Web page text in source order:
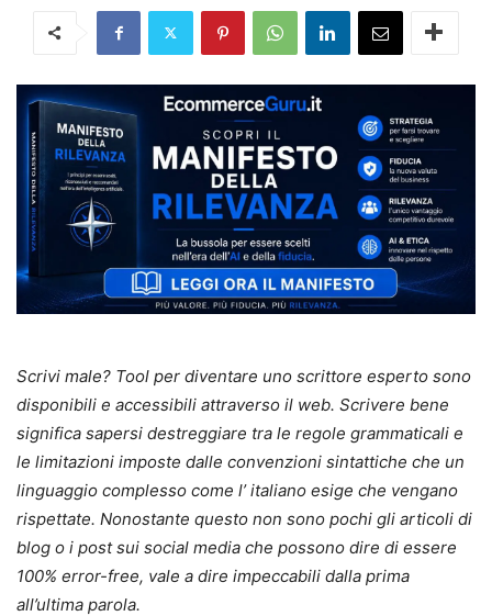
Scrivi male? Tool per diventare uno scrittore esperto sono
disponibili e accessibili attraverso il web. Scrivere bene
significa sapersi destreggiare tra le regole grammaticali e
le limitazioni imposte dalle convenzioni sintattiche che un
linguaggio complesso come l’ italiano esige che vengano
rispettate. Nonostante questo non sono pochi gli articoli di
blog o i post sui social media che possono dire di essere
100% error-free, vale a dire impeccabili dalla prima
all’ultima parola.